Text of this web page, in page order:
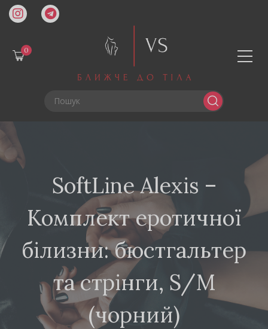
0
SoftLine Alexis –
Комплект еротичної
білизни: бюстгальтер
та стрінги, S/M
(чорний)